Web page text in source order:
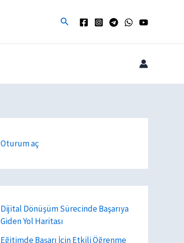
Arama
Oturum aç
Dijital Dönüşüm Sürecinde Başarıya
Giden Yol Haritası
Eğitimde Başarı İçin Etkili Öğrenme